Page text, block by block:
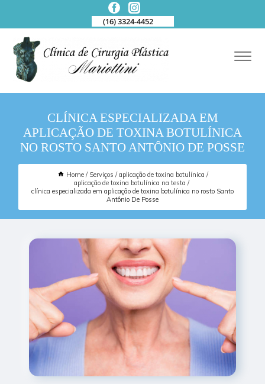
(16) 3324-4452
CLÍNICA ESPECIALIZADA EM
APLICAÇÃO DE TOXINA BOTULÍNICA
NO ROSTO SANTO ANTÔNIO DE POSSE
Home Serviços
aplicação de toxina botulínica
aplicação de toxina botulínica na testa
clínica especializada em aplicação de toxina botulínica no rosto Santo
Antônio De Posse